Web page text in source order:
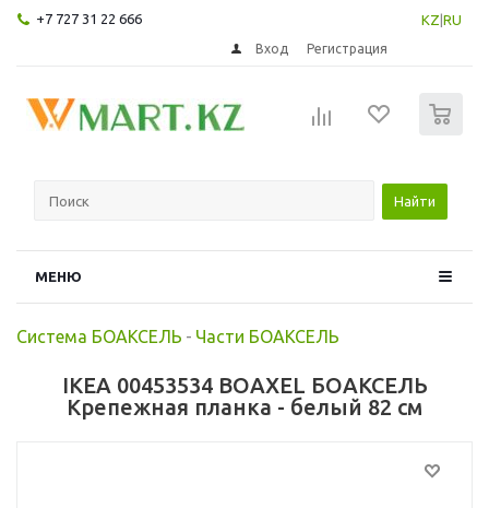
+7 727 31 22 666 KZ RU
Вход Регистрация
Найти
МЕНЮ
Система БОАКСЕЛЬ - Части БОАКСЕЛЬ
IKEA 00453534 BOAXEL БОАКСЕЛЬ
Крепежная планка - белый 82 см